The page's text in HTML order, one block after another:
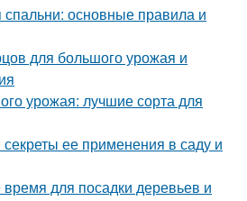
спальни: основные правила и
для большого урожая и
урожая: лучшие сорта для
ее применения в саду и
для посадки деревьев и